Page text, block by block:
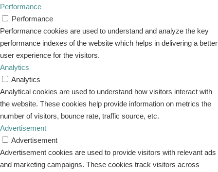
Performance
Performance
Performance cookies are used to understand and analyze the key
performance indexes of the website which helps in delivering a better
user experience for the visitors.
Analytics
Analytics
Analytical cookies are used to understand how visitors interact with
the website. These cookies help provide information on metrics the
number of visitors, bounce rate, traffic source, etc.
Advertisement
Advertisement
Advertisement cookies are used to provide visitors with relevant ads
and marketing campaigns. These cookies track visitors across